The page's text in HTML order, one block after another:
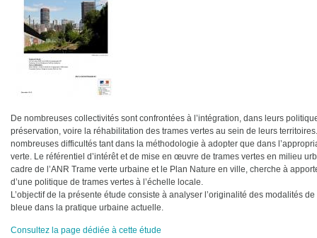
De nombreuses collectivités sont confrontées à l’intégration, dans leurs
préservation, voire la réhabilitation des trames vertes au sein de leurs
nombreuses difficultés tant dans la méthodologie à adopter que dans
verte. Le référentiel d’intérêt et de mise en œuvre de trames vertes en milieu
cadre de l’ANR Trame verte urbaine et le Plan Nature en ville, cherche à
d’une politique de trames vertes à l’échelle locale.
L’objectif de la présente étude consiste à analyser l’originalité des modalités
bleue dans la pratique urbaine actuelle.
Consultez la page dédiée à cette étude